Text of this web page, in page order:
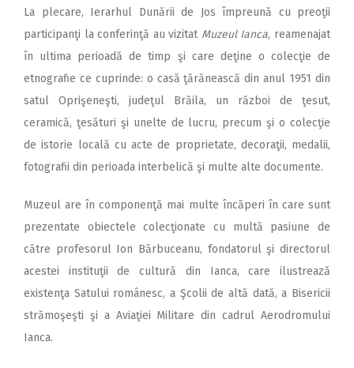
La plecare, Ierarhul Dunării de Jos împreună cu preoţii
participanţi la conferinţă au vizitat Muzeul Ianca, reamenajat
în ultima perioadă de timp şi care deţine o colecţie de
etnografie ce cuprinde: o casă ţărănească din anul 1951 din
satul Oprişeneşti, judeţul Brăila, un război de ţesut,
ceramică, ţesături şi unelte de lucru, precum şi o colecţie
de istorie locală cu acte de proprietate, decoraţii, medalii,
fotografii din perioada interbelică şi multe alte documente.
Muzeul are în componenţă mai multe încăperi în care sunt
prezentate obiectele colecţionate cu multă pasiune de
către profesorul Ion Bărbuceanu, fondatorul şi directorul
acestei instituţii de cultură din Ianca, care ilustrează
existenţa Satului românesc, a Şcolii de altă dată, a Bisericii
strămoşeşti şi a Aviaţiei Militare din cadrul Aerodromului
Ianca.